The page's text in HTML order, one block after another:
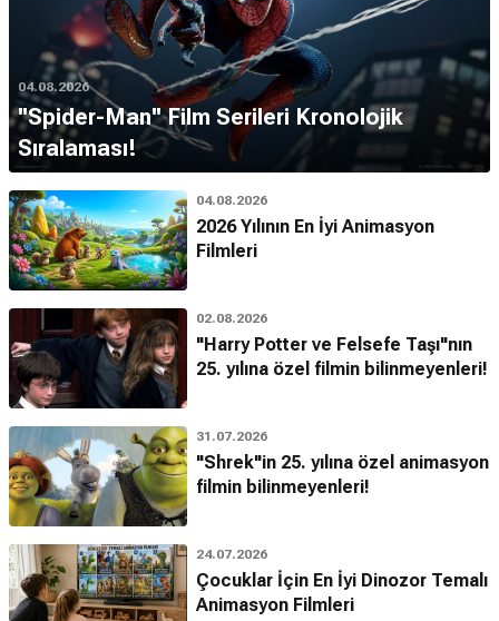
04.08.2026
''Spider-Man'' Film Serileri Kronolojik
Sıralaması!
04.08.2026
2026 Yılının En İyi Animasyon
Filmleri
02.08.2026
"Harry Potter ve Felsefe Taşı"nın
25. yılına özel filmin bilinmeyenleri!
31.07.2026
"Shrek"in 25. yılına özel animasyon
filmin bilinmeyenleri!
24.07.2026
Çocuklar İçin En İyi Dinozor Temalı
Animasyon Filmleri